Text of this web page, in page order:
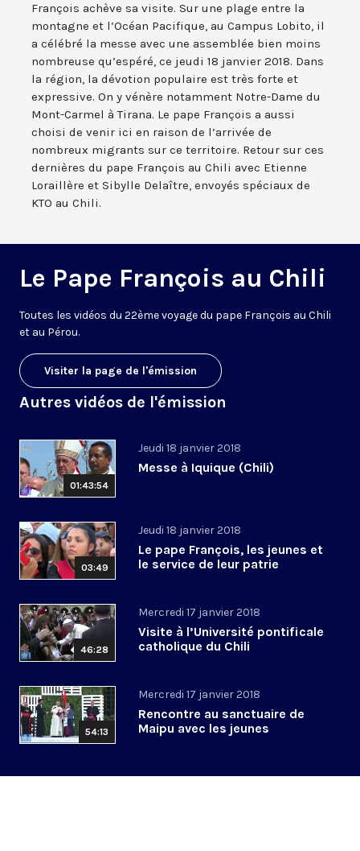
François achève sa visite. Sur une plage entre la
montagne et l’Océan Pacifique, au Campus Lobito, il
a célébré la messe avec une assemblée bien moins
nombreuse qu’espéré, ce jeudi 18 janvier 2018. Dans
la région, la dévotion populaire est très forte et
expressive. On y vénère notamment Notre-Dame du
Mont-Carmel à Tirana. Le pape François a aussi
choisi de venir ici en raison de l’arrivée de
nombreux migrants sur ce territoire. Retour sur ces
dernières du pape François au Chili avec Etienne
Loraillère et Sibylle Delaître, envoyés spéciaux de
KTO au Chili.
Le Pape François au Chili
Toutes les vidéos du 22ème voyage du pape François au Chili
et au Pérou.
Visiter la page de l'émission
Autres vidéos de l'émission
01:43:54
Jeudi 18 janvier 2018
Messe à Iquique (Chili)
03:49
Jeudi 18 janvier 2018
Le pape François, les jeunes et
le service de leur patrie
46:28
Mercredi 17 janvier 2018
Visite à l’Université pontificale
catholique du Chili
54:13
Mercredi 17 janvier 2018
Rencontre au sanctuaire de
Maipu avec les jeunes